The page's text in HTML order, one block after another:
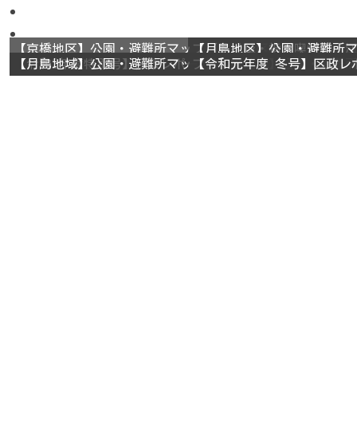
【令和5年3月】区議レポート（政策）
【日本橋地区】公園・避難
江戸バス）
【京橋地区】公園・避難所マップ（トイレ・指定喫煙所・江
戸バス）
【月島地区】公園・避難所
戸バス）
【令和5年新春号】区政レポート【令和4年新春号】区政レポ
【令和3年】会派レポート 【令和3年】新春号
【令和2年度特別号】区政レポート【日本橋地域】公園・避難
【月島地域】公園・避難所マップ【令和元年度 冬号】区政レ